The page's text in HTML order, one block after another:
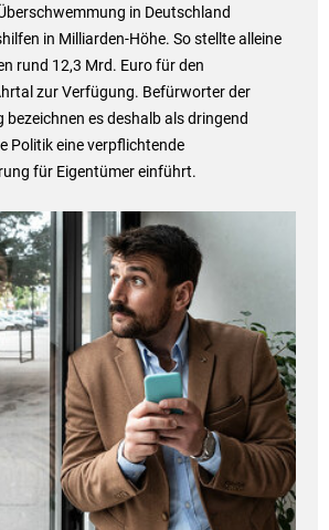
in Deutschland
in Milliarden-Höhe. So stellte alleine
rund 12,3 Mrd. Euro für den
zur Verfügung. Befürworter der
es deshalb als dringend
Politik eine verpflichtende
für Eigentümer einführt.